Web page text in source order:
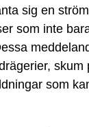
sig en
som inte
skum
som